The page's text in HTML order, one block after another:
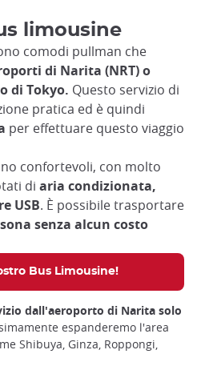
limousine
comodi pullman che
di Narita (NRT) o
di Tokyo. Questo servizio di
pratica ed è quindi
per effettuare questo viaggio
confortevoli, con molto
di aria condizionata,
USB. È possibile trasportare
senza alcun costo
Bus Limousine!
dall'aeroporto di Narita solo
espanderemo l'area
Shibuya, Ginza, Roppongi,